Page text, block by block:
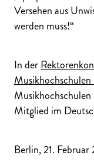
Versehen aus
werden muss!“
In der
Mitglied im
Berlin, 21.